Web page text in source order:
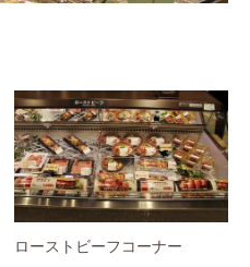
ローストビーフコーナー